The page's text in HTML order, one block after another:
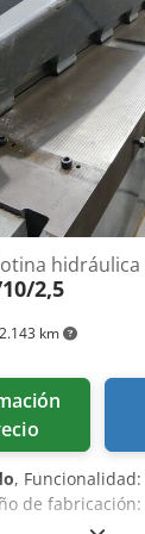
km
hidráulica
2,5
, Funcionalidad:
de fabricación:
506/10/2,5